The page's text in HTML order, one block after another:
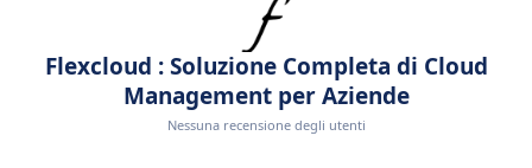
Flexcloud : Soluzione Completa di Cloud
Management per Aziende
Nessuna recensione degli utenti